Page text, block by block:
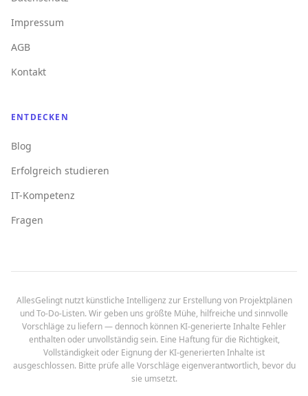
Impressum
AGB
Kontakt
ENTDECKEN
Blog
Erfolgreich studieren
IT-Kompetenz
Fragen
AllesGelingt nutzt künstliche Intelligenz zur Erstellung von Projektplänen
und To-Do-Listen. Wir geben uns größte Mühe, hilfreiche und sinnvolle
Vorschläge zu liefern — dennoch können KI-generierte Inhalte Fehler
enthalten oder unvollständig sein. Eine Haftung für die Richtigkeit,
Vollständigkeit oder Eignung der KI-generierten Inhalte ist
ausgeschlossen. Bitte prüfe alle Vorschläge eigenverantwortlich, bevor du
sie umsetzt.